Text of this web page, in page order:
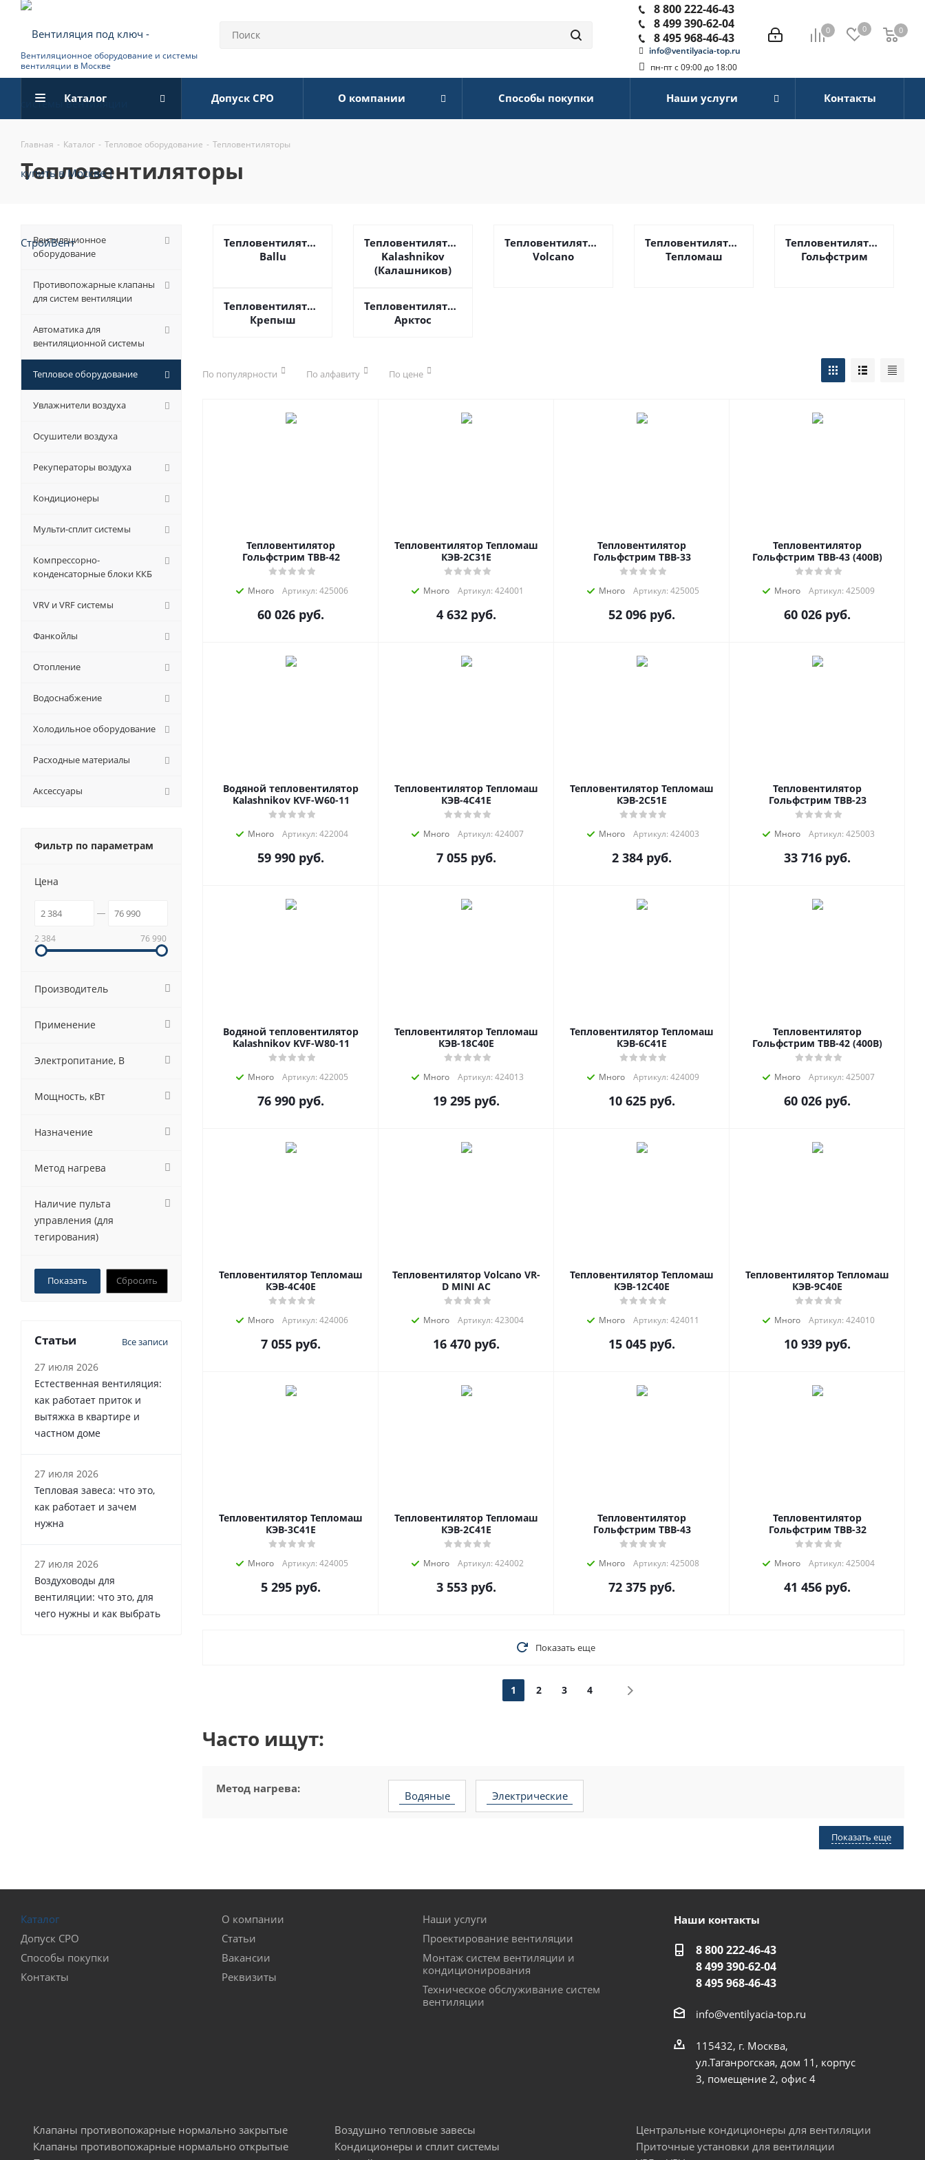
Вентиляционное оборудование и системы
вентиляции в Москве
0 0 0
0
8 800 222-46-43
8 499 390-62-04
8 495 968-46-43
info@ventilyacia-top.ru
пн-пт с 09:00 до 18:00
Каталог Допуск СРО О компании Способы покупки Наши услуги Контакты
Главная - Каталог - Тепловое оборудование - Тепловентиляторы
тепловентиляторы
Тепловентиляторы
Ballu
Тепловентиляторы
Kalashnikov
(Калашников)
Тепловентиляторы
Volcano
Тепловентиляторы
Тепломаш
Тепловентиляторы
Гольфстрим
Тепловентиляторы
Крепыш
Тепловентиляторы
Арктос
По популярности По алфавиту По цене
Тепловентилятор
Гольфстрим ТВВ-42
Много Артикул: 425006
60 026 руб.
Тепловентилятор Тепломаш
КЭВ-2C31E
Много Артикул: 424001
4 632 руб.
Тепловентилятор
Гольфстрим ТВВ-33
Много Артикул: 425005
52 096 руб.
Тепловентилятор
Гольфстрим ТВВ-43 (400В)
Много Артикул: 425009
60 026 руб.
Водяной тепловентилятор
Kalashnikov KVF-W60-11
Много Артикул: 422004
59 990 руб.
Тепловентилятор Тепломаш
КЭВ-4C41E
Много Артикул: 424007
7 055 руб.
Тепловентилятор Тепломаш
КЭВ-2C51E
Много Артикул: 424003
2 384 руб.
Тепловентилятор
Гольфстрим ТВВ-23
Много Артикул: 425003
33 716 руб.
Водяной тепловентилятор
Kalashnikov KVF-W80-11
Много Артикул: 422005
76 990 руб.
Тепловентилятор Тепломаш
КЭВ-18C40E
Много Артикул: 424013
19 295 руб.
Тепловентилятор Тепломаш
КЭВ-6C41E
Много Артикул: 424009
10 625 руб.
Тепловентилятор
Гольфстрим ТВВ-42 (400В)
Много Артикул: 425007
60 026 руб.
Тепловентилятор Тепломаш
КЭВ-4C40E
Много Артикул: 424006
7 055 руб.
Тепловентилятор Volcano VR-
D MINI AC
Много Артикул: 423004
16 470 руб.
Тепловентилятор Тепломаш
КЭВ-12C40E
Много Артикул: 424011
15 045 руб.
Тепловентилятор Тепломаш
КЭВ-9C40E
Много Артикул: 424010
10 939 руб.
Тепловентилятор Тепломаш
КЭВ-3C41E
Много Артикул: 424005
5 295 руб.
Тепловентилятор Тепломаш
КЭВ-2C41E
Много Артикул: 424002
3 553 руб.
Тепловентилятор
Гольфстрим ТВВ-43
Много Артикул: 425008
72 375 руб.
Тепловентилятор
Гольфстрим ТВВ-32
Много Артикул: 425004
41 456 руб.
Показать еще
1 2 3 4
Часто ищут:
Метод нагрева:
водяные электрические
9 квт
промышленные
Показать еще
Вентиляционное
оборудование
Противопожарные клапаны
для систем вентиляции
Автоматика для
вентиляционной системы
Тепловое оборудование
Увлажнители воздуха
Осушители воздуха
Рекуператоры воздуха
Кондиционеры
Мульти-сплит системы
Компрессорно-
конденсаторные блоки ККБ
VRV и VRF системы
Фанкойлы
Отопление
Водоснабжение
Холодильное оборудование
Расходные материалы
Аксессуары
Фильтр по параметрам
Цена
2 384 76 990
Производитель
Применение
Электропитание, В
Мощность, кВт
Назначение
Метод нагрева
Наличие пульта
управления (для
тегирования)
Сбросить
Статьи Все записи
27 июля 2026
Естественная вентиляция:
как работает приток и
вытяжка в квартире и
частном доме
27 июля 2026
Тепловая завеса: что это,
как работает и зачем
нужна
27 июля 2026
Воздуховоды для
вентиляции: что это, для
чего нужны и как выбрать
Каталог
Допуск СРО
Способы покупки
Контакты
О компании
Статьи
Вакансии
Реквизиты
Наши услуги
Проектирование вентиляции
Монтаж систем вентиляции и
кондиционирования
Техническое обслуживание систем
вентиляции
Наши контакты
8 800 222-46-43
8 499 390-62-04
8 495 968-46-43
info@ventilyacia-top.ru
115432, г. Москва,
ул.Таганрогская, дом 11, корпус
3, помещение 2, офис 4
Клапаны противопожарные нормально закрытые
Клапаны противопожарные нормально открытые
Воздушно тепловые завесы
Кондиционеры и сплит системы
Центральные кондиционеры для вентиляции
Приточные установки для вентиляции